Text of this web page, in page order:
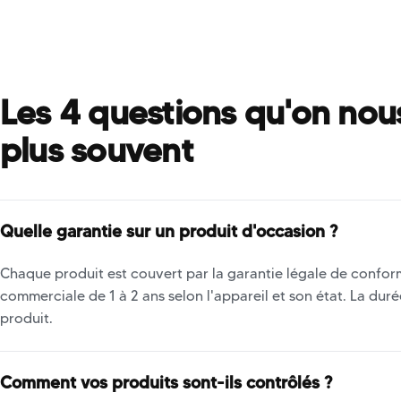
Les 4 questions qu'on
plus souvent
Quelle garantie sur un produit d'occasion ?
Chaque produit est couvert par la garantie légale de
commerciale de 1 à 2 ans selon l'appareil et son état. La
produit.
Comment vos produits sont-ils contrôlés ?